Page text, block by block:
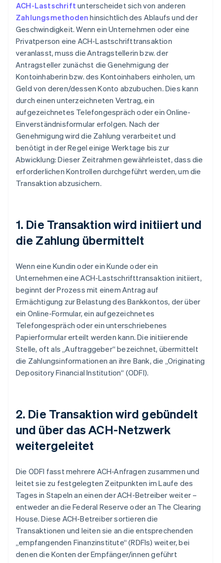
ACH-Lastschrift unterscheidet sich von anderen
Zahlungsmethoden hinsichtlich des Ablaufs und der
Geschwindigkeit. Wenn ein Unternehmen oder eine
Privatperson eine ACH-Lastschrifttransaktion
veranlasst, muss die Antragstellerin bzw. der
Antragsteller zunächst die Genehmigung der
Kontoinhaberin bzw. des Kontoinhabers einholen, um
Geld von deren/dessen Konto abzubuchen. Dies kann
durch einen unterzeichneten Vertrag, ein
aufgezeichnetes Telefongespräch oder ein Online-
Einverständnisformular erfolgen. Nach der
Genehmigung wird die Zahlung verarbeitet und
benötigt in der Regel einige Werktage bis zur
Abwicklung: Dieser Zeitrahmen gewährleistet, dass die
erforderlichen Kontrollen durchgeführt werden, um die
Transaktion abzusichern.
1. Die Transaktion wird initiiert und
die Zahlung übermittelt
Wenn eine Kundin oder ein Kunde oder ein
Unternehmen eine ACH-Lastschrifttransaktion initiiert,
beginnt der Prozess mit einem Antrag auf
Ermächtigung zur Belastung des Bankkontos, der über
ein Online-Formular, ein aufgezeichnetes
Telefongespräch oder ein unterschriebenes
Papierformular erteilt werden kann. Die initiierende
Stelle, oft als „Auftraggeber“ bezeichnet, übermittelt
die Zahlungsinformationen an ihre Bank, die „Originating
Depository Financial Institution“ (ODFI).
2. Die Transaktion wird gebündelt
und über das ACH-Netzwerk
weitergeleitet
Die ODFI fasst mehrere ACH-Anfragen zusammen und
leitet sie zu festgelegten Zeitpunkten im Laufe des
Tages in Stapeln an einen der ACH-Betreiber weiter –
entweder an die Federal Reserve oder an The Clearing
House. Diese ACH-Betreiber sortieren die
Transaktionen und leiten sie an die entsprechenden
„empfangenden Finanzinstitute“ (RDFIs) weiter, bei
denen die Konten der Empfänger/innen geführt